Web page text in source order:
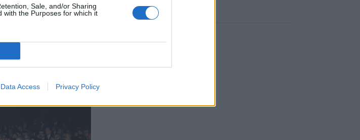
Sale, and/or Sharing
with the Purposes for which it
Data Access Privacy Policy